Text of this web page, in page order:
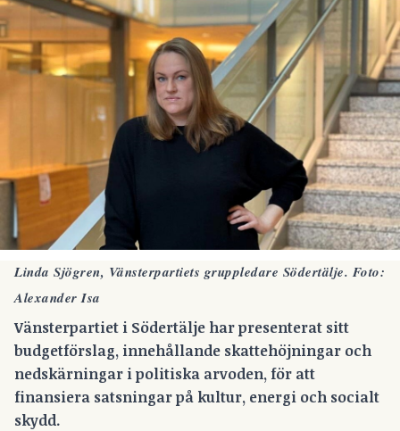
Linda Sjögren, Vänsterpartiets gruppledare Södertälje. Foto:
Alexander Isa
Vänsterpartiet i Södertälje har presenterat sitt
budgetförslag, innehållande skattehöjningar och
nedskärningar i politiska arvoden, för att
finansiera satsningar på kultur, energi och socialt
skydd.